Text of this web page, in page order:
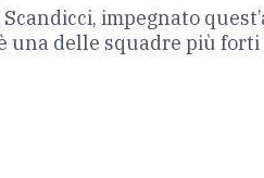
impegnato
una delle squadre più forti